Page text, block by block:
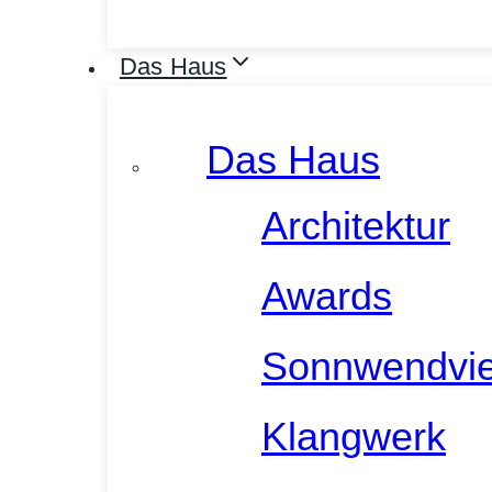
Das Haus
Das Haus
Architektur
Awards
Klangwerk